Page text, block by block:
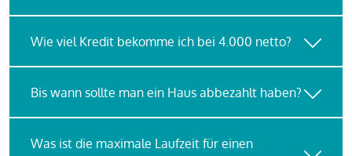
Wie viel Kredit bekomme ich bei 4.000 netto?
Bis wann sollte man ein Haus abbezahlt haben?
Was ist die maximale Laufzeit für einen